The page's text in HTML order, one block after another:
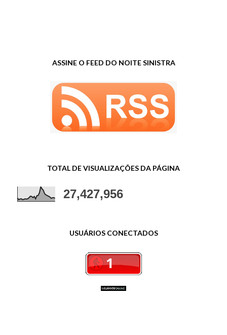
ASSINE O FEED DO NOITE SINISTRA
TOTAL DE VISUALIZAÇÕES DA PÁGINA
27,427,956
USUÁRIOS CONECTADOS